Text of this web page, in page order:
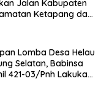
Jalan Kabupaten
Ketapang dan
Lomba Desa Helau
Selatan, Babinsa
421-03/Pnh Lakukan